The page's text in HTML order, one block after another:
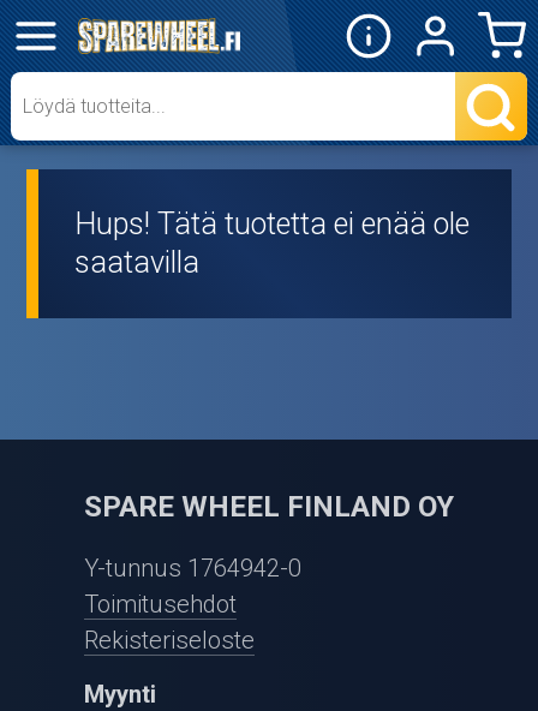
✕
Mopon osat
Skootterin osat
Crossipyörän osat
Ajovarusteet
Nastarenkaat
Hups! Tätä tuotetta ei enää ole
saatavilla
SPARE WHEEL FINLAND OY
Y-tunnus 1764942-0
Toimitusehdot
Rekisteriseloste
Myynti